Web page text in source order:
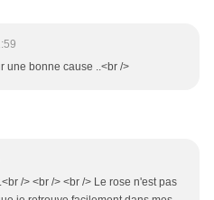
une bonne cause ..<br />
/> <br /> <br /> Le rose n'est pas